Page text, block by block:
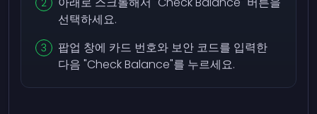
선택하세요.
팝업 창에 카드 번호와 보안 코드를 입력한
다음 "Check Balance"를 누르세요.